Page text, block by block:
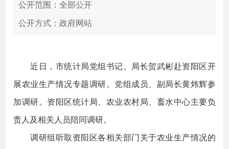
公开范围：全部公开
公开方式：政府网站
近日，市统计局党组书记、局长贺武彬赴资阳区开
展农业生产情况专题调研。党组成员、副局长黄炜辉参
加调研。资阳区统计局、农业农村局、畜水中心主要负
责人及相关人员陪同调研。
调研组听取资阳区各相关部门关于农业生产情况的